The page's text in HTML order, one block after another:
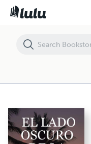
EL LADO OSCURO DE LA LUZ